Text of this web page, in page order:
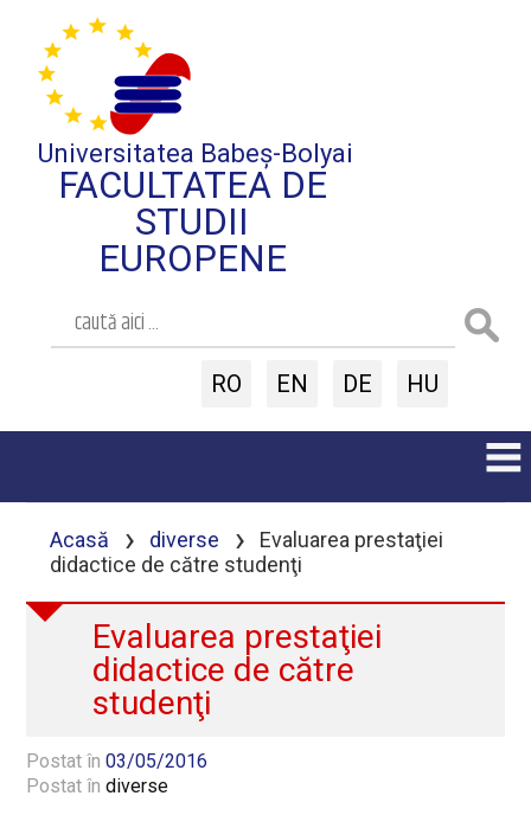
Universitatea Babeș-Bolyai
FACULTATEA DE
STUDII
EUROPENE
RO EN DE HU
Acasă › diverse ›
Evaluarea prestaţiei
didactice de către studenţi
Evaluarea prestaţiei
didactice de către
studenţi
Postat în03/05/2016
Postat îndiverse